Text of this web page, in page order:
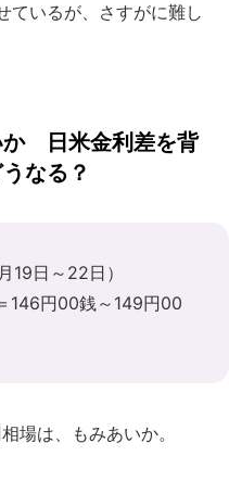
ているが、さすがに難し
日米金利差を背
なる？
19日～22日）
146円00銭～149円00
場は、もみあいか。